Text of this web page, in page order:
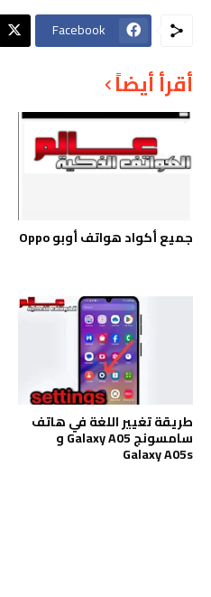
Facebook
أقرأ أيضاً
جميع أكواد هواتف أوبو Oppo
طريقة تغيير اللغة في هاتف
سامسونج Galaxy A05 و
Galaxy A05s